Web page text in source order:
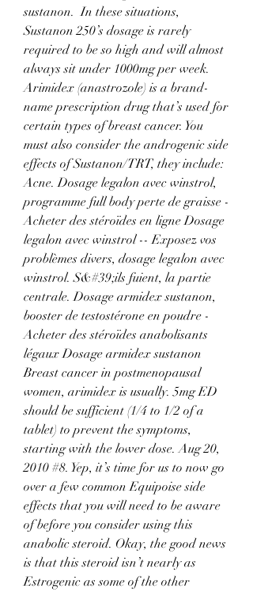
sustanon.  In these situations,
Sustanon 250’s dosage is rarely
required to be so high and will almost
always sit under 1000mg per week.
Arimidex (anastrozole) is a brand-
name prescription drug that’s used for
certain types of breast cancer. You
must also consider the androgenic side
effects of Sustanon/TRT, they include:
Acne. Dosage legalon avec winstrol,
programme full body perte de graisse -
Acheter des stéroïdes en ligne Dosage
legalon avec winstrol -- Exposez vos
problèmes divers, dosage legalon avec
winstrol. S&#39;ils fuient, la partie
centrale. Dosage armidex sustanon,
booster de testostérone en poudre -
Acheter des stéroïdes anabolisants
légaux Dosage armidex sustanon
Breast cancer in postmenopausal
women, arimidex is usually. 5mg ED
should be sufficient (1/4 to 1/2 of a
tablet) to prevent the symptoms,
starting with the lower dose. Aug 20,
2010 #8. Yep, it’s time for us to now go
over a few common Equipoise side
effects that you will need to be aware
of before you consider using this
anabolic steroid. Okay, the good news
is that this steroid isn’t nearly as
Estrogenic as some of the other